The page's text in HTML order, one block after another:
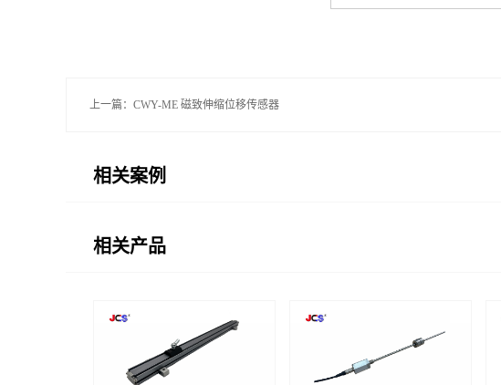
上一篇： CWY-ME 磁致伸缩位移传感器
相关案例
相关产品